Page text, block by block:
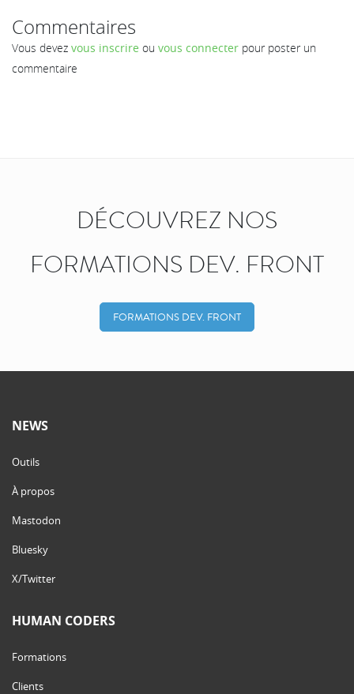
Commentaires
Vous devez vous inscrire ou vous connecter pour poster un
commentaire
DÉCOUVREZ NOS
FORMATIONS DEV. FRONT
FORMATIONS DEV. FRONT
NEWS
Outils
À propos
Mastodon
Bluesky
X/Twitter
HUMAN CODERS
Formations
Clients